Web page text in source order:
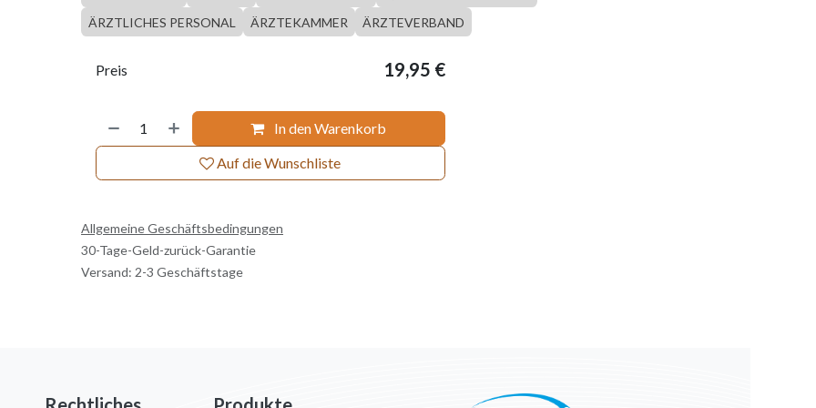
ÄRZTLICHES PERSONAL
ÄRZTEKAMMER ÄRZTEVERBAND
In den Warenkorb
Auf die Wunschliste
Preis 19,95 €
Allgemeine Geschäftsbedingungen
30-Tage-Geld-zurück-Garantie
Versand: 2-3 Geschäftstage